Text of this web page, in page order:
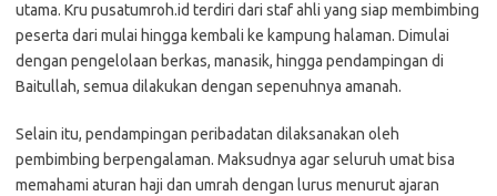
utama. Kru pusatumroh.id terdiri dari staf ahli yang siap membimbing
peserta dari mulai hingga kembali ke kampung halaman. Dimulai
dengan pengelolaan berkas, manasik, hingga pendampingan di
Baitullah, semua dilakukan dengan sepenuhnya amanah.
Selain itu, pendampingan peribadatan dilaksanakan oleh
pembimbing berpengalaman. Maksudnya agar seluruh umat bisa
memahami aturan haji dan umrah dengan lurus menurut ajaran